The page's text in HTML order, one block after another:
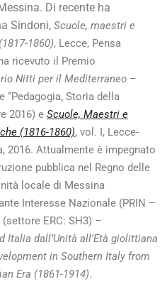
Di recente ha
Sindoni, Scuole, maestri e
1860), Lecce, Pensa
ricevuto il Premio
Nitti per il Mediterraneo –
“Pedagogia, Storia della
2016) e Scuole, Maestri e
(1816-1860), vol. I, Lecce-
2016. Attualmente è impegnato
pubblica nel Regno delle
locale di Messina
Interesse Nazionale (PRIN –
ERC: SH3) –
Italia dall’Unità all’Età giolittiana
in Southern Italy from
Era (1861-1914).